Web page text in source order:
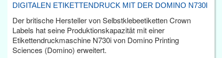
DIGITALEN ETIKETTENDRUCK MIT DER DOMINO N730I
Der britische Hersteller von Selbstklebeetiketten Crown
Labels hat seine Produktionskapazität mit einer
Etikettendruckmaschine N730i von Domino Printing
Sciences (Domino) erweitert.